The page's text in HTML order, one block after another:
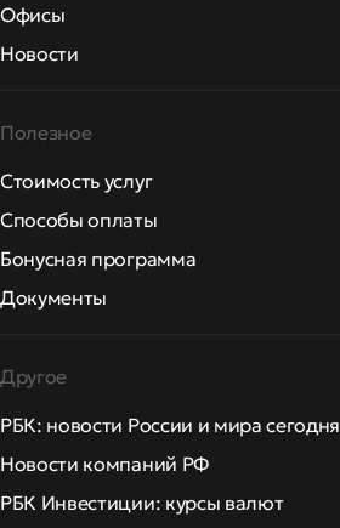
Офисы
Новости
Полезное
Стоимость услуг
Способы оплаты
Бонусная программа
Документы
Другое
РБК: новости России и мира сегодня
Новости компаний РФ
РБК Инвестиции: курсы валют